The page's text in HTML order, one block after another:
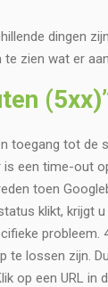
dingen
zien wat er
toegang tot de
is een time-out
toen
klikt, krijgt
probleem.
te lossen zijn.
op een URL in